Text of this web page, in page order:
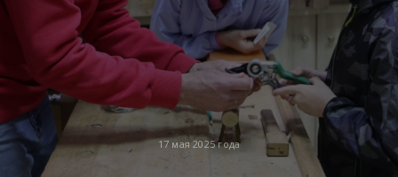
17 мая 2025 года